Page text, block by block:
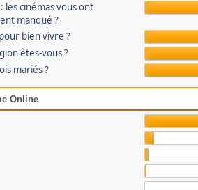
les cinémas vous ont
manqué ?
bien vivre ?
êtes-vous ?
mariés ?
Online